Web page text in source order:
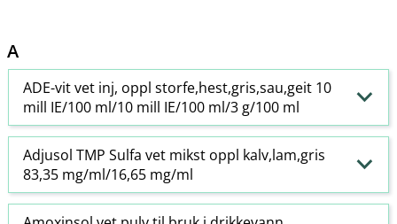
A
ADE-vit vet inj, oppl storfe,hest,gris,sau,geit 10
mill IE/100 ml/10 mill IE/100 ml/3 g/100 ml
Adjusol TMP Sulfa vet mikst oppl kalv,lam,gris
83,35 mg/ml/16,65 mg/ml